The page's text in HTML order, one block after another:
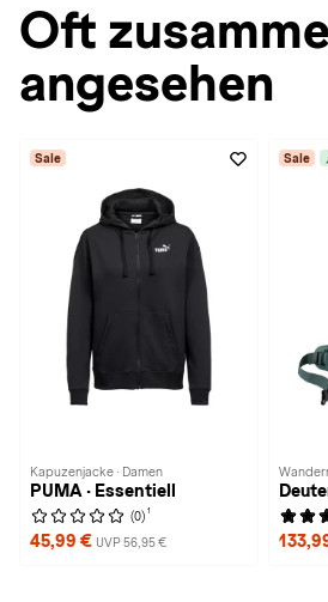
Oft
angesehen
Sale
Kapuzenjacke · Damen
PUMA · Essentiell
(0) 1
45,99 € UVP 56,95 €
Sale